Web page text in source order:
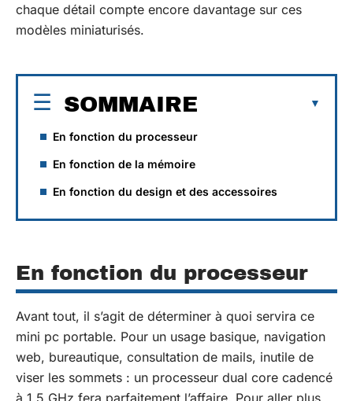
chaque détail compte encore davantage sur ces
modèles miniaturisés.
SOMMAIRE
En fonction du processeur
En fonction de la mémoire
En fonction du design et des accessoires
En fonction du processeur
Avant tout, il s’agit de déterminer à quoi servira ce
mini pc portable. Pour un usage basique, navigation
web, bureautique, consultation de mails, inutile de
viser les sommets : un processeur dual core cadencé
à 1,5 GHz fera parfaitement l’affaire. Pour aller plus